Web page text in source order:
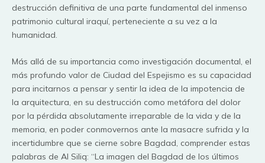
destrucción definitiva de una parte fundamental del inmenso
patrimonio cultural iraquí, perteneciente a su vez a la
humanidad.
Más allá de su importancia como investigación documental, el
más profundo valor de Ciudad del Espejismo es su capacidad
para incitarnos a pensar y sentir la idea de la impotencia de
la arquitectura, en su destrucción como metáfora del dolor
por la pérdida absolutamente irreparable de la vida y de la
memoria, en poder conmovernos ante la masacre sufrida y la
incertidumbre que se cierne sobre Bagdad, comprender estas
palabras de Al Siliq: “La imagen del Bagdad de los últimos